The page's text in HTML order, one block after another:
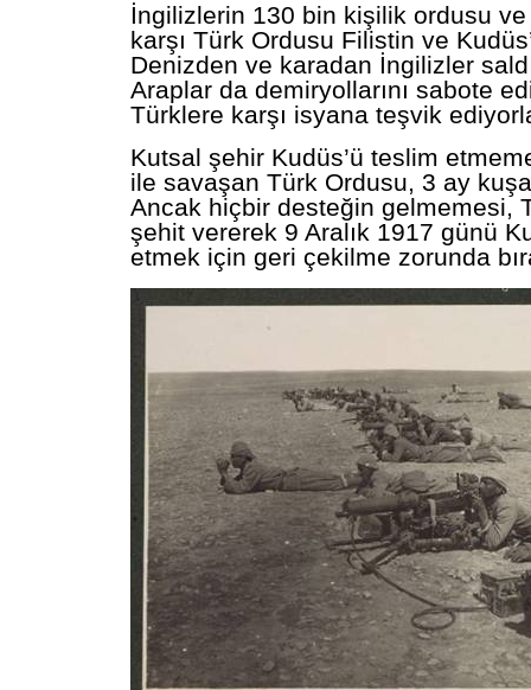
İngilizlerin 130 bin kişilik ordusu ve
karşı Türk Ordusu Filistin ve
Denizden ve karadan İngilizler
Araplar da demiryollarını sabote
Türklere karşı isyana teşvik
Kutsal şehir Kudüs’ü teslim
ile savaşan Türk Ordusu, 3 ay
Ancak hiçbir desteğin gelmemesi,
şehit vererek 9 Aralık 1917 günü
etmek için geri çekilme zorunda